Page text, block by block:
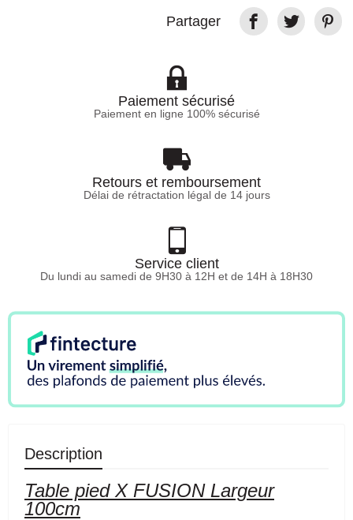
Partager
Paiement sécurisé
Paiement en ligne 100% sécurisé
Retours et remboursement
Délai de rétractation légal de 14 jours
Service client
Du lundi au samedi de 9H30 à 12H et de 14H à 18H30
Description
Table pied X FUSION Largeur
100cm